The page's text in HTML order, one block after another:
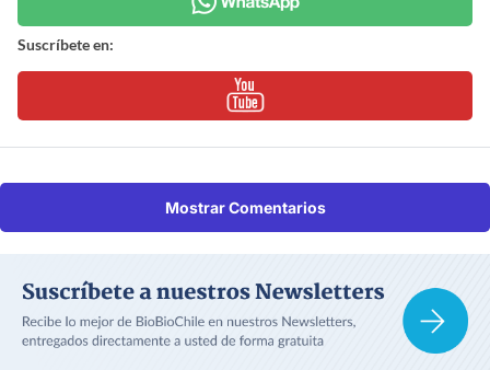
Suscríbete en:
Mostrar Comentarios